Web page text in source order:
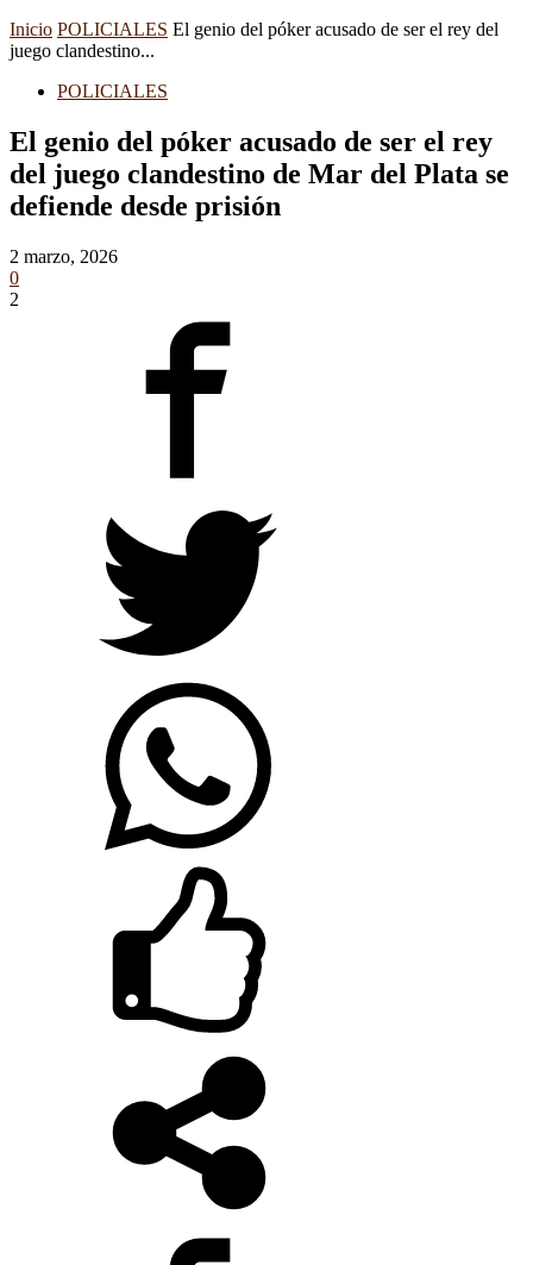
Inicio POLICIALES El genio del póker acusado de ser el rey del
juego clandestino...
POLICIALES
El genio del póker acusado de ser el rey
del juego clandestino de Mar del Plata se
defiende desde prisión
2 marzo, 2026
0
2